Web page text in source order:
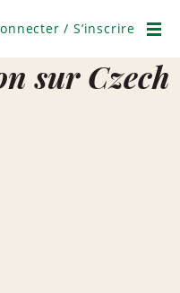
/ S’inscrire
sur Czech